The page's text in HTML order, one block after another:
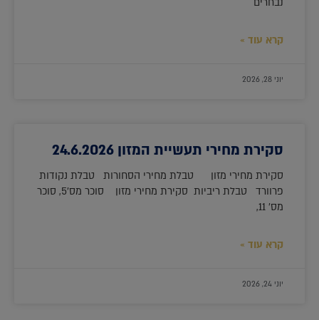
קרא עוד »
יוני 28, 2026
סקירת מחירי תעשיית המזון 24.6.2026
סקירת מחירי מזון טבלת מחירי הסחורות טבלת נקודות
פרוורד טבלת ריביות סקירת מחירי מזון סוכר מס'5, סוכר
מס' 11,
קרא עוד »
יוני 24, 2026